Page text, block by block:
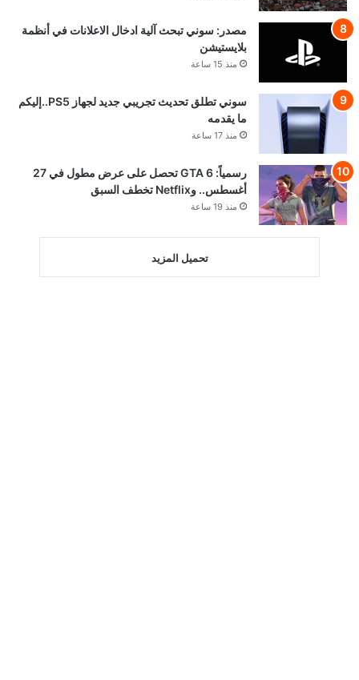
مصدر: سوني تبحث آلية ادخال الاعلانات في أنظمة
بلايستيشن
منذ 15 ساعة
سوني تطلق تحديث تجريبي جديد لجهاز PS5..إليكم
ما يقدمه
منذ 17 ساعة
رسمياً: GTA 6 تحصل على عرض مطول في 27
أغسطس.. وNetflix تخطف السبق
منذ 19 ساعة
تحميل المزيد